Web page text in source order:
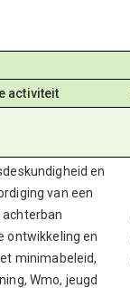
activiteit
en
van een
ontwikkeling en
minimabeleid,
Wmo, jeugd